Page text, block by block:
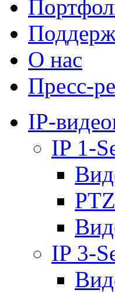
О нас
Пресс-
IP-
IP 1-
IP 3-